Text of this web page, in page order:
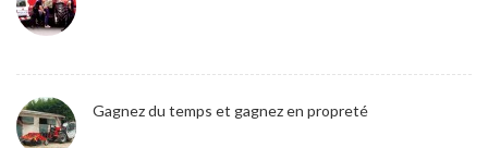
Gagnez du temps et gagnez en propreté